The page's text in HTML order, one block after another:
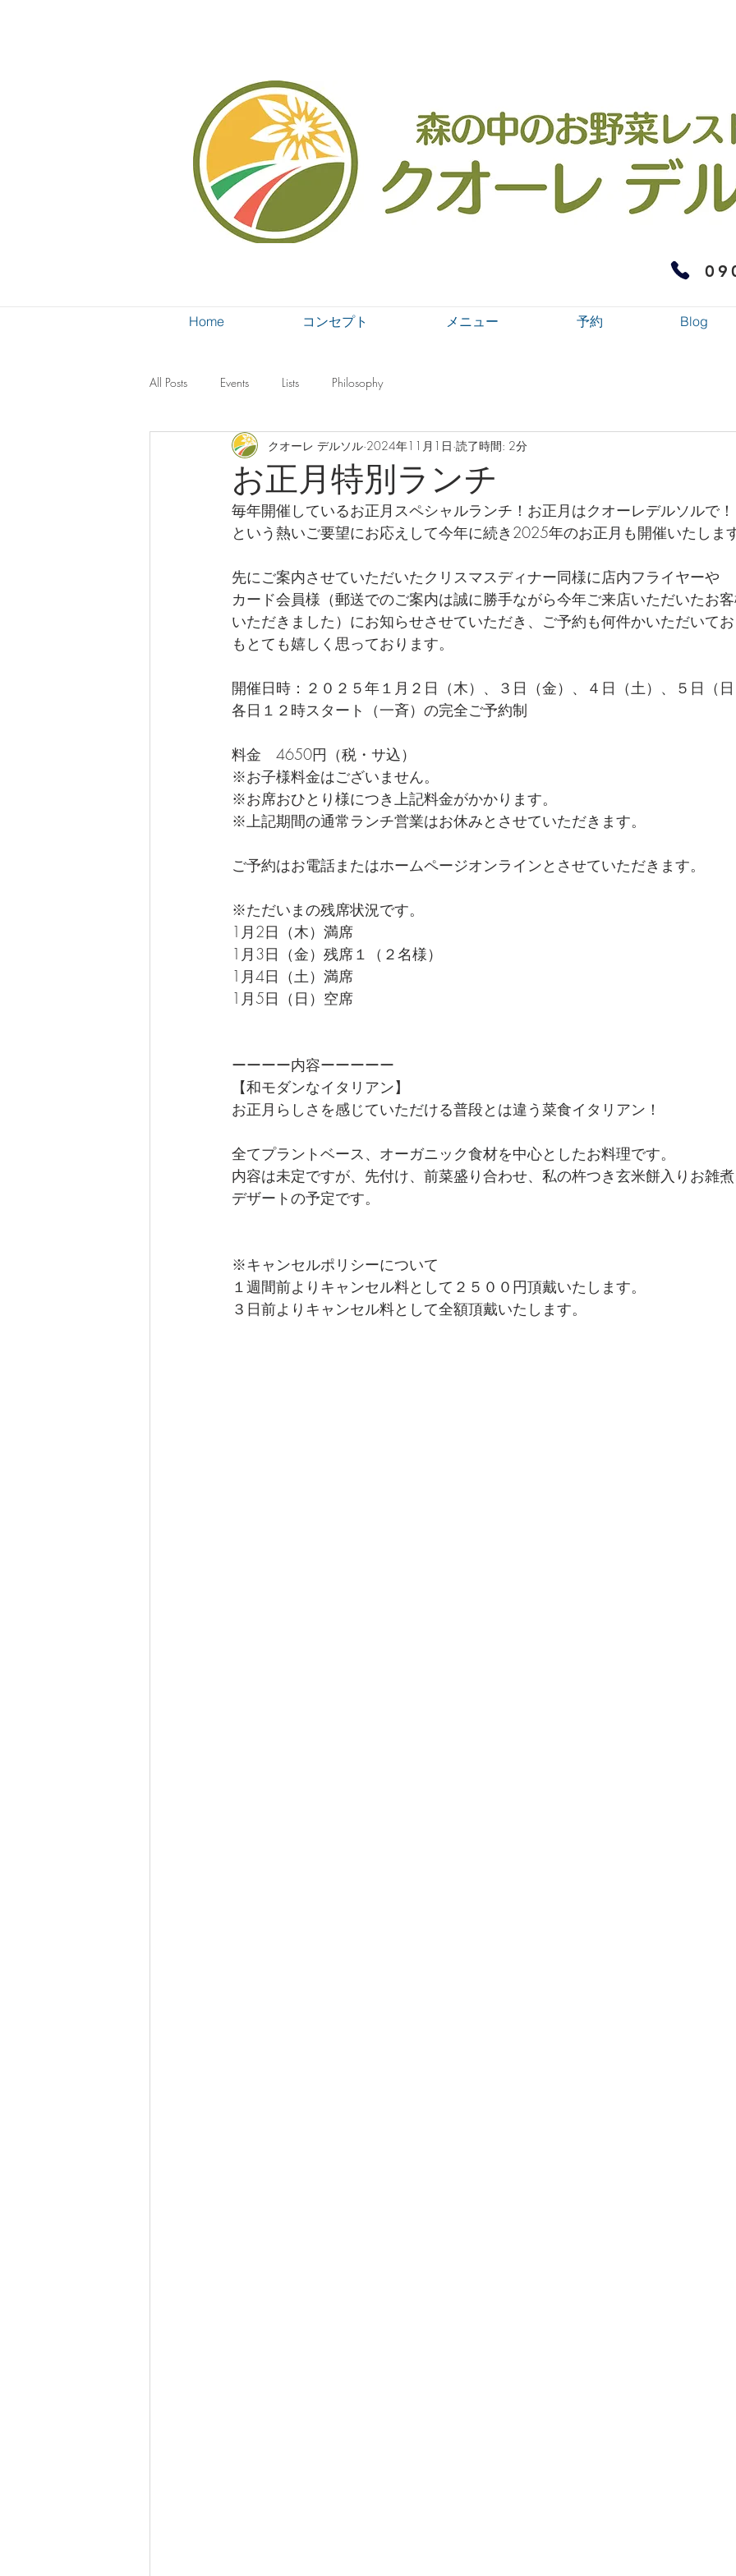
Home コンセプト メニュー 予約 Blog
All Posts Events Lists Philosophy
お正月特別ランチ
クオーレ デルソル 2024年11月1日 読了時間: 2分
毎年開催しているお正月スペシャルランチ！お正月はクオーレデルソルで！
という熱いご要望にお応えして今年に続き2025年のお正月も開催いたしま
先にご案内させていただいたクリスマスディナー同様に店内フライヤーや
カード会員様（郵送でのご案内は誠に勝手ながら今年ご来店いただいたお
いただきました）にお知らせさせていただき、ご予約も何件かいただいて
もとても嬉しく思っております。
開催日時：２０２５年１月２日（木）、３日（金）、４日（土）、５日（
各日１２時スタート（一斉）の完全ご予約制
料金　4650円（税・サ込）
※お子様料金はございません。
※お席おひとり様につき上記料金がかかります。
※上記期間の通常ランチ営業はお休みとさせていただきます。
ご予約はお電話またはホームページオンラインとさせていただきます。
※ただいまの残席状況です。
1月2日（木）満席
1月3日（金）残席１（２名様）
1月4日（土）満席
1月5日（日）空席
ーーーー内容ーーーーー
【和モダンなイタリアン】
お正月らしさを感じていただける普段とは違う菜食イタリアン！
全てプラントベース、オーガニック食材を中心としたお料理です。
内容は未定ですが、先付け、前菜盛り合わせ、私の杵つき玄米餅入りお雑
デザートの予定です。
※キャンセルポリシーについて
１週間前よりキャンセル料として２５００円頂戴いたします。
３日前よりキャンセル料として全額頂戴いたします。